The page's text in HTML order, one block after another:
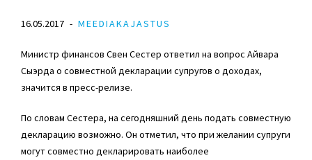
16.05.2017 MEEDIAKAJASTUS
Министр финансов Свен Сестер ответил на вопрос Айвара
Сыэрда о совместной декларации супругов о доходах,
значится в пресс-релизе.
По словам Сестера, на сегодняшний день подать совместную
декларацию возможно. Он отметил, что при желании супруги
могут совместно декларировать наиболее